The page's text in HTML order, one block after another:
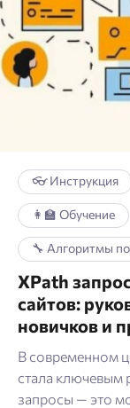
👓 Инструкция
👩‍🏫 Обучение
🔧 Алгоритмы
XPath
сайтов:
новичков и
В современном
стала ключевым
запросы — это